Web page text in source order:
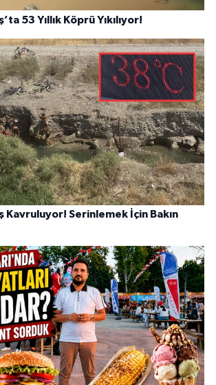
53 Yıllık Köprü Yıkılıyor!
Kavruluyor! Serinlemek İçin Bakın